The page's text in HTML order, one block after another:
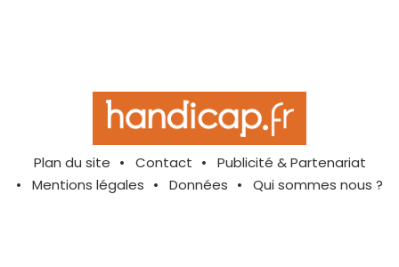
Plan du site Contact
Publicité & Partenariat
Mentions légales
Données Qui sommes nous ?